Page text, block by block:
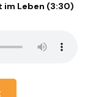
im Leben (3:30)